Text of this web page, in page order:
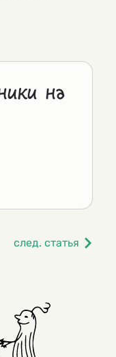
на
след. статья